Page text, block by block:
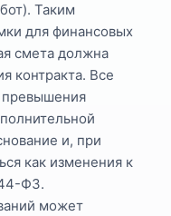
Таким
для финансовых
смета должна
контракта. Все
превышения
и, при
как изменения к
44-ФЗ.
может